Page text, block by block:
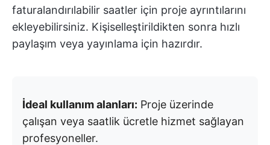
faturalandırılabilir saatler için proje ayrıntılarını
ekleyebilirsiniz. Kişiselleştirildikten sonra hızlı
paylaşım veya yayınlama için hazırdır.
İdeal kullanım alanları: Proje üzerinde
çalışan veya saatlik ücretle hizmet sağlayan
profesyoneller.